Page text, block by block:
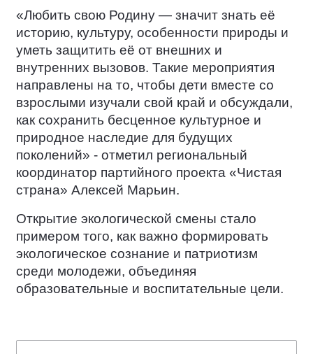
«Любить свою Родину — значит знать её
историю, культуру, особенности природы и
уметь защитить её от внешних и
внутренних вызовов. Такие мероприятия
направлены на то, чтобы дети вместе со
взрослыми изучали свой край и обсуждали,
как сохранить бесценное культурное и
природное наследие для будущих
поколений» - отметил региональный
координатор партийного проекта «Чистая
страна» Алексей Марьин.
Открытие экологической смены стало
примером того, как важно формировать
экологическое сознание и патриотизм
среди молодежи, объединяя
образовательные и воспитательные цели.